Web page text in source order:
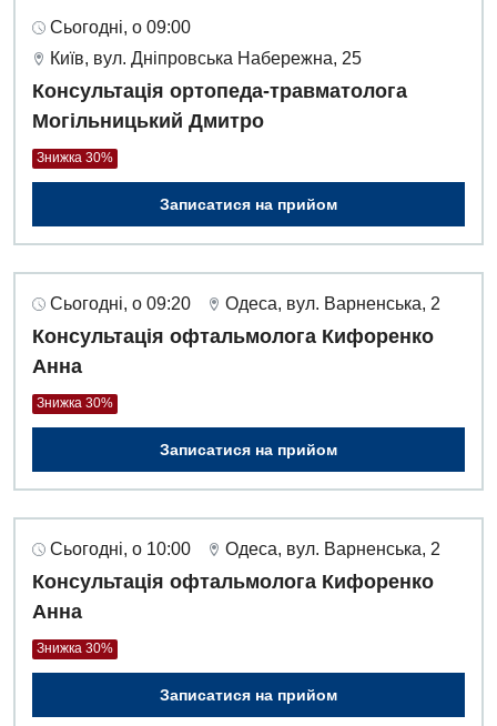
Вакансії
Програма лояльності
Відгуки
Відео
Ангіографічні дослідження
Ендоскопічне відділення
Інструментальна діагностика
Комп’ютерна томографія
Магнітно-резонансна томографія
Нейросонографія
Рентгенографія
УЗД
Для дорослих
Відділення кардіосудинної патології та неврології
Відділення невідкладних станів
Відділення інтенсивної терапії
Гінекологічне відділення
Денний стаціонар
Ендоскопічне відділення
Онкологічне відділлення
Офтальмологічне відділення
Педіатричне відділення
Декларування
Національний скринінг здоров’я 40+
Українська
Сьогодні, о 09:00
Київ, вул. Дніпровська Набережна, 25
Консультація ортопеда-травматолога
Могільницький Дмитро
Знижка 30%
Записатися на прийом
Сьогодні, о 09:20 Одеса, вул. Варненська, 2
Консультація офтальмолога Кифоренко
Анна
Знижка 30%
Записатися на прийом
Сьогодні, о 10:00 Одеса, вул. Варненська, 2
Консультація офтальмолога Кифоренко
Анна
Знижка 30%
Записатися на прийом